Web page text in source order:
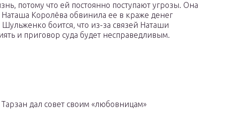
потому что ей постоянно поступают угрозы. Она
Наташа Королёва обвинила ее в краже денег
боится, что из-за связей Наташи
и приговор суда будет несправедливым.
дал совет своим «любовницам»